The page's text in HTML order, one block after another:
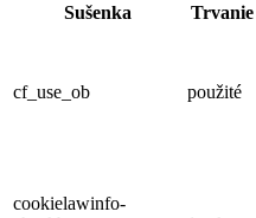
Sušenka
Trvanie
cf_use_ob použité
cookielawinfo-